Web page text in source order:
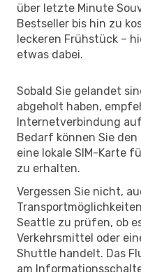
über letzte Minute
Bestseller bis hin zu
leckeren Frühstück –
etwas dabei.
Sobald Sie gelandet
abgeholt haben,
Internetverbindung
Bedarf können Sie
eine lokale SIM-Karte
zu erhalten.
Vergessen Sie nicht,
Seattle zu prüfen, ob
Verkehrsmittel oder
Shuttle handelt. Das
am